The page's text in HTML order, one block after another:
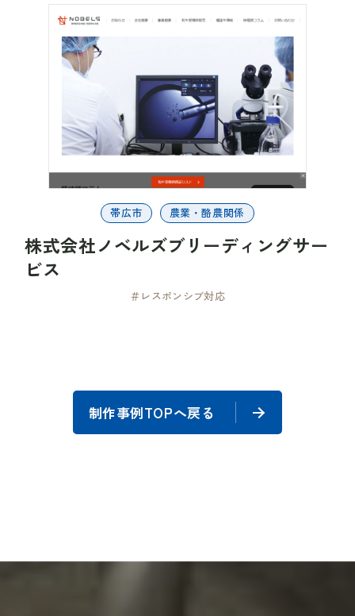
帯広市 農業・酪農関係
株式会社ノベルズブリーディングサー
ビス
＃レスポンシブ対応
制作事例TOPへ戻る